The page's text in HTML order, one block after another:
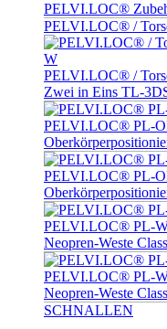
PELVI.LOC®
PELVI.LOC® /
PELVI.LOC® /
Zwei in Eins TL-
PELVI.LOC® PL-
PELVI.LOC® PL-
PELVI.LOC® PL-
Neopren-Weste
PELVI.LOC® PL-
Neopren-Weste
SCHNALLEN